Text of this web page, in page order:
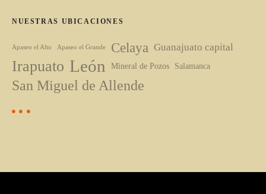
NUESTRAS UBICACIONES
Apaseo el Alto Apaseo el Grande Celaya Guanajuato capital
Irapuato León Mineral de Pozos Salamanca
San Miguel de Allende